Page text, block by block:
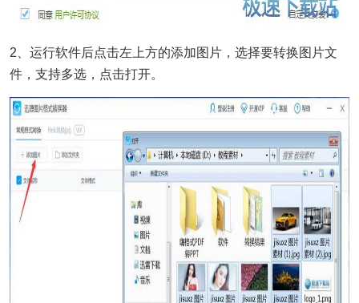
2、运行软件后点击左上方的添加图片，选择要转换图片文
件，支持多选，点击打开。